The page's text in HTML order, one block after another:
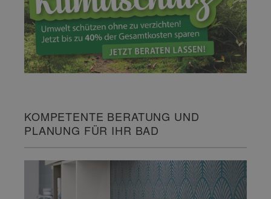
KOMPETENTE BERATUNG UND
PLANUNG FÜR IHR BAD